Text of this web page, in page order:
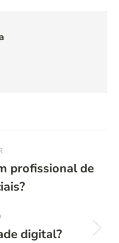
profissional de
digital?